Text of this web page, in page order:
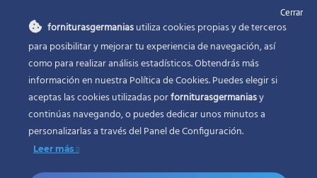
CONTACTO
Fornituras Germanías, Calle Sevilla 2, 46006 Valencia España
Phone:96 341 53 35
Email:info@forniturasgermanias.com
Cerrar
forniturasgermaniasutiliza cookies propias y de terceros
para posibilitar y mejorar tu experiencia de navegación, así
como para realizar análisis estadísticos. Obtendrás más
información en nuestra Política de Cookies. Puedes elegir si
aceptas las cookies utilizadas porforniturasgermaniasy
continúas navegando, o puedes dedicar unos minutos a
personalizarlas a través delPanel de Configuración.
Leer más